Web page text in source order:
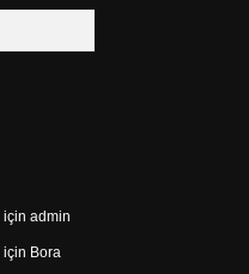
için admin
için Bora